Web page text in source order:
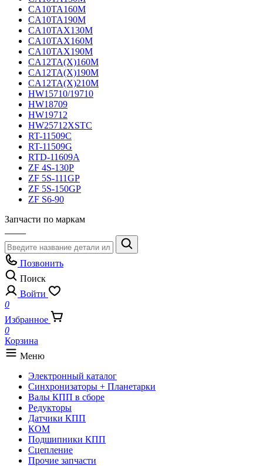
CA10TA160M
CA10TA190M
CA10TAX130M
CA10TAX160M
CA10TAX190M
CA12TA(X)160M
CA12TA(X)190M
CA12TA(X)210M
HW15710/19710
HW18709
HW19712
HW25712XSTC
RT-11509C
RT-11509G
RTD-11609A
ZF 4S-130P
ZF 5S-111GP
ZF 5S-150GP
ZF S6-90
Запчасти по маркам
Позвонить
Поиск
Войти
0
Избранное
0
Корзина
Меню
Электронный каталог
Синхронизаторы + Планетарки
Валы КПП в сборе
Редукторы
Датчики КПП
КОМ
Подшипники КПП
Сцепление
Прочие запчасти